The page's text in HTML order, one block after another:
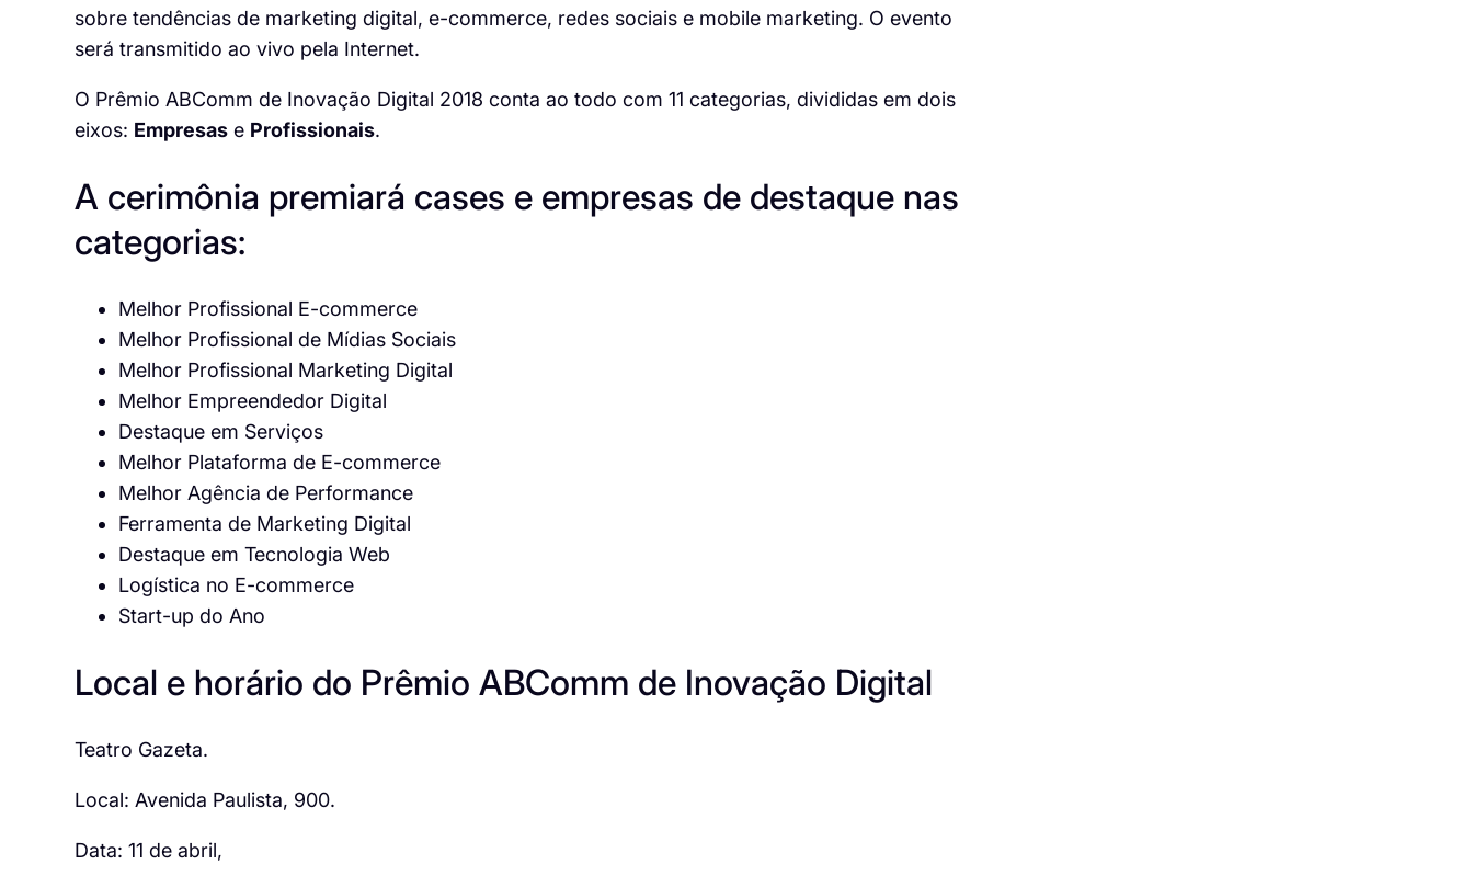
sobre tendências de marketing digital, e-commerce, redes sociais e mobile marketing. O evento
será transmitido ao vivo pela Internet.
O Prêmio ABComm de Inovação Digital 2018 conta ao todo com 11 categorias, divididas em dois
eixos: Empresase Profissionais.
A cerimônia premiará cases e empresas de destaque nas
categorias:
Melhor Profissional E-commerce
Melhor Profissional de Mídias Sociais
Melhor Profissional Marketing Digital
Melhor Empreendedor Digital
Destaque em Serviços
Melhor Plataforma de E-commerce
Melhor Agência de Performance
Ferramenta de Marketing Digital
Destaque em Tecnologia Web
Logística no E-commerce
Start-up do Ano
Local e horário do Prêmio ABComm de Inovação Digital
Teatro Gazeta.
Local: Avenida Paulista, 900.
Data: 11 de abril,